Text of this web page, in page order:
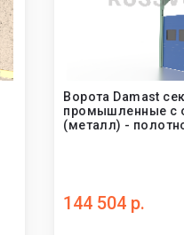
Ворота Damast
промышленные с
(металл) -
144 504 р.